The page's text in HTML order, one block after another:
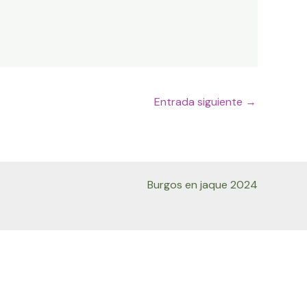
Entrada siguiente →
Burgos en jaque 2024